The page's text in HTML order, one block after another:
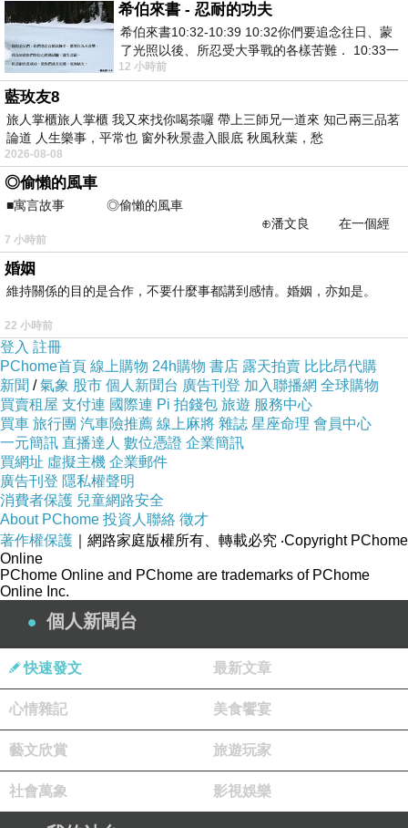
是。
復有聲聞有所演說，具大妙音，跋捺哩哥苾芻
是。
復有聲聞善解美語，而能談論，童子迦葉苾芻
是。
復有聲聞，四威儀中具大精進，率嚕拏酤胝嚩蹉
復有聲聞，於一切處能具速通，嚩哩呬哥苾芻
是。
復有聲聞，善能進趣悟道得果，喞哩野哥苾芻
是。
復有聲聞，能具火界神通，修伽陀苾芻是。
復有聲聞捨於上族，而樂出家，賢苾芻是。
復有聲聞，釋氏王族而捨出家，優樓頻螺迦葉苾
芻是。
復有聲聞，於靈塔處而先受請，布蘭那苾芻是。
復有聲聞，隨所敷演而有大智，俱絺羅苾芻是。
復有聲聞，威儀端嚴身貌圓滿，烏波細那末朅梨
子苾芻是。
復有聲聞，唯於佛法解義第一，半託迦苾芻是。
復有聲聞，於四諦理能斷疑惑，大半託迦苾芻
是。
復有聲聞言直無隱，誡諸苾芻，劫賓那苾芻是。
復有聲聞，常行警誡諸苾芻尼，難那哥苾芻是。
希伯來書 - 忍耐的功夫
希伯來書10:32-10:39 10:32你們要追念往日、蒙
了光照以後、所忍受大爭戰的各樣苦難． 10:33一
面被毀謗、遭患難、成了戲景、叫眾人
12 小時前
藍玫友8
旅人掌櫃旅人掌櫃 我又來找你喝茶囉 帶上三師兄一道來 知己兩三品茗
論道 人生樂事，平常也 窗外秋景盡入眼底 秋風秋葉，愁
2026-08-08
◎偷懶的風車
■寓言故事 ◎偷懶的風車
⊕潘文良 在一個經
常颳風的山丘上—&m
7 小時前
婚姻
維持關係的目的是合作，不要什麼事都講到感情。婚姻，亦如是。
22 小時前
登入 註冊
PChome首頁 線上購物 24h購物 書店 露天拍賣 比比昂代購
新聞 /氣象 股市 個人新聞台 廣告刊登 加入聯播網 全球購物
買賣租屋 支付連 國際連 Pi 拍錢包 旅遊 服務中心
買車 旅行團 汽車險推薦 線上麻將 雜誌 星座命理 會員中心
一元簡訊 直播達人 數位憑證 企業簡訊
買網址 虛擬主機 企業郵件
廣告刊登 隱私權聲明
消費者保護 兒童網路安全
About PChome 投資人聯絡 徵才
著作權保護 ｜網路家庭版權所有、轉載必究 ‧Copyright PChome
Online
PChome Online and PChome are trademarks of PChome
Online Inc.
個人新聞台
快速發文 最新文章
心情雜記 美食饗宴
藝文欣賞 旅遊玩家
社會萬象 影視娛樂